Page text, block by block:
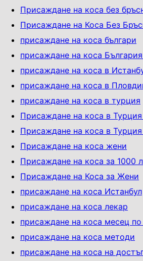
Присаждане на коса без
Присаждане на Коса Без
присаждане на коса българи
присаждане на коса
присаждане на коса в
присаждане на коса в
присаждане на коса в турция
Присаждане на коса в
Присаждане на коса в
Присаждане на коса жени
Присаждане на коса за 1000
Присаждане на Коса за Жени
присаждане на коса Истанбул
присаждане на коса лекар
присаждане на коса месец
присаждане на коса методи
присаждане на коса на